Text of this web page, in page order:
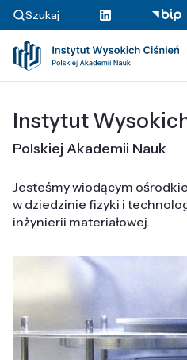
Szukaj
Instytut
Polskiej Akademii Nauk
Jesteśmy wiodącym
w dziedzinie fizyki i
inżynierii materiałowej.